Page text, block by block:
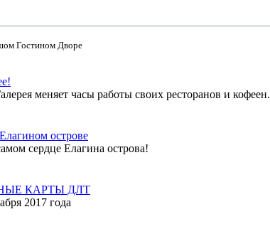
Гостином Дворе
меняет часы работы своих ресторанов и кофеен.
острове
сердце Елагина острова!
КАРТЫ ДЛТ
2017 года